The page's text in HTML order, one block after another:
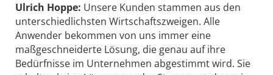
Ulrich Hoppe: Unsere Kunden stammen aus den
unterschiedlichsten Wirtschaftszweigen. Alle
Anwender bekommen von uns immer eine
maßgeschneiderte Lösung, die genau auf ihre
Bedürfnisse im Unternehmen abgestimmt wird. Sie